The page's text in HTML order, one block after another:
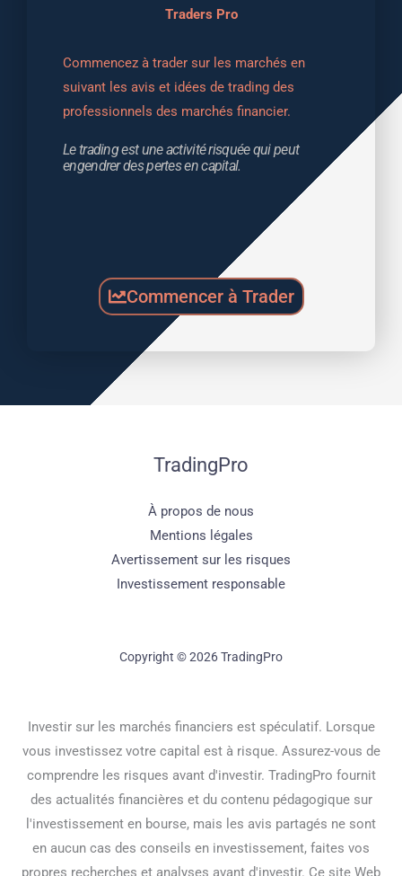
Traders Pro
Commencez à trader sur les marchés en
suivant les avis et idées de trading des
professionnels des marchés financier.
Le trading est une activité risquée qui peut
engendrer des pertes en capital.
Commencer à Trader
TradingPro
À propos de nous
Mentions légales
Avertissement sur les risques
Investissement responsable
Copyright © 2026 TradingPro
Investir sur les marchés financiers est spéculatif. Lorsque
vous investissez votre capital est à risque. Assurez-vous de
comprendre les risques avant d'investir. TradingPro fournit
des actualités financières et du contenu pédagogique sur
l'investissement en bourse, mais les avis partagés ne sont
en aucun cas des conseils en investissement, faites vos
propres recherches et analyses avant d'investir. Ce site Web